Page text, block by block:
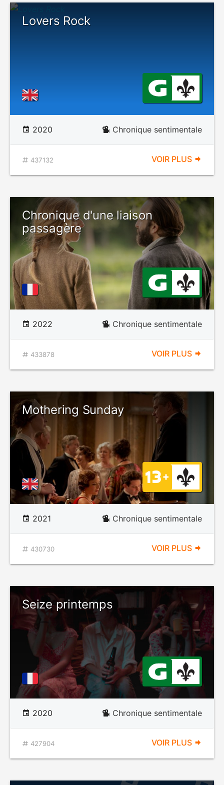
Lovers Rock
2020 Chronique sentimentale
437132 VOIR PLUS
Chronique d'une liaison
passagère
2022 Chronique sentimentale
433878 VOIR PLUS
Mothering Sunday
2021 Chronique sentimentale
430730 VOIR PLUS
Seize printemps
2020 Chronique sentimentale
427904 VOIR PLUS